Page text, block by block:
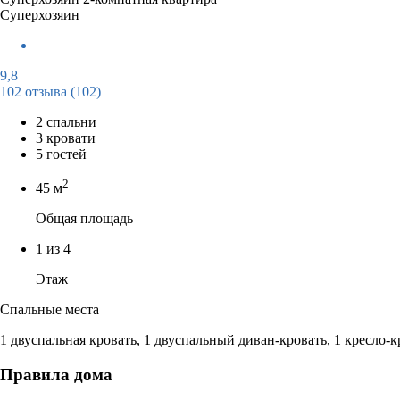
Суперхозяин
9,8
102 отзыва (102)
2 спальни
3 кровати
5 гостей
45 м2
Общая площадь
1 из 4
Этаж
Спальные места
1 двуспальная кровать, 1 двуспальный диван-кровать, 1 кресло-
Правила дома